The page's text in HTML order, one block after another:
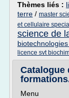
Thèmes liés :
terre / master
et cellulaire
science de
licence svt
Catalogue
Menu